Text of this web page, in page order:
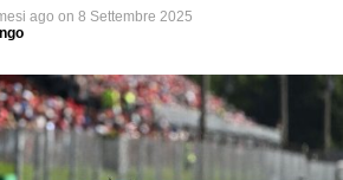
ago on 8 Settembre 2025